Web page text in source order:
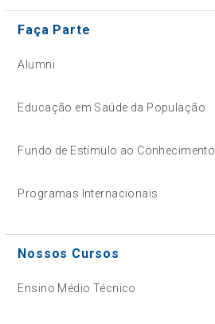
Faça Parte
Alumni
Educação em Saúde da População
Fundo de Estímulo ao Conhecimento
Programas Internacionais
Nossos Cursos
Ensino Médio Técnico